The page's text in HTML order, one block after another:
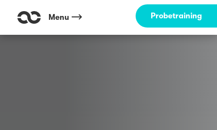
Menu Probetraining